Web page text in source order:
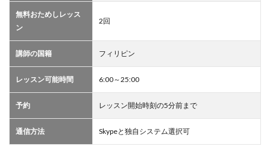
無料おためしレッス
ン
2回
講師の国籍 フィリピン
レッスン可能時間 6:00～25:00
予約 レッスン開始時刻の5分前まで
通信方法 Skypeと独自システム選択可